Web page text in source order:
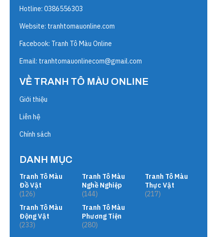
Hotline: 0386556303
Website: tranhtomauonline.com
Facebook: Tranh Tô Màu Online
Email: tranhtomauonlinecom@gmail.com
VỀ TRANH TÔ MÀU ONLINE
Giới thiệu
Liên hệ
Chính sách
DANH MỤC
Tranh Tô Màu
Đồ Vật
(126)
Tranh Tô Màu
Động Vật
(233)
Tranh Tô Màu
Nghề Nghiệp
(144)
Tranh Tô Màu
Phương Tiện
(280)
Tranh Tô Màu
Thực Vật
(217)